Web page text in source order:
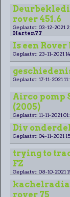
rover 451.6
Geplaatst: 03-12-2021
Harten77
Is een
Geplaatst: 23-11-2021
Geplaatst: 17-11-2021
Airco pomp
(2005)
Geplaatst: 11-11-2021
Div
Geplaatst: 04-11-2021
trying to
FZ
Geplaatst: 08-10-2021
rover 75